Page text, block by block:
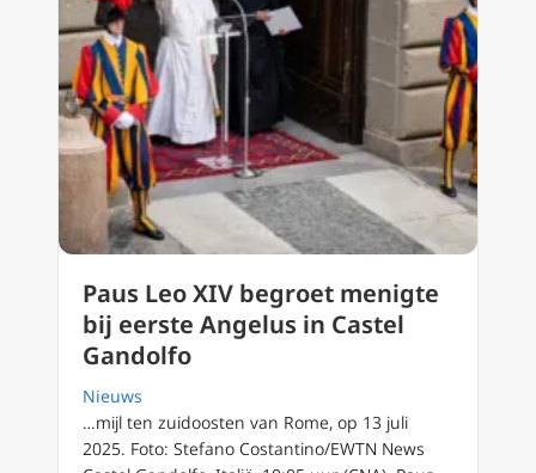
Paus Leo XIV begroet menigte
bij eerste Angelus in Castel
Gandolfo
Nieuws
…mijl ten zuidoosten van Rome, op 13 juli
2025. Foto: Stefano Costantino/EWTN News